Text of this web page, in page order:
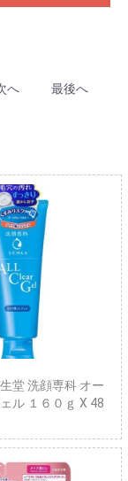
へ 最後へ
堂 洗顔専科 オー
ル １６０ｇ X 48